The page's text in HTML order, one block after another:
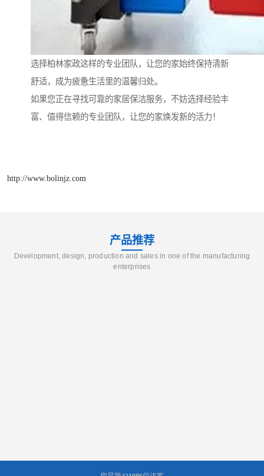
选择柏林家政这样的专业团队，让您的家始终保持清新
舒适，成为疲惫生活里的温馨归处。
如果您正在寻找可靠的家居保洁服务，不妨选择经验丰
富、值得信赖的专业团队，让您的家焕发新的活力！
http://www.bolinjz.com
产品推荐
Development, design, production and sales in one of the manufacturing
enterprises